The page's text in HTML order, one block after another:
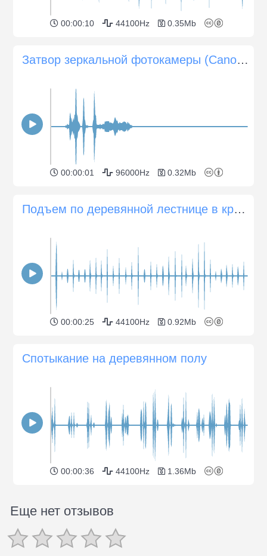
00:00:10 44100Hz 0.35Mb
Затвор зеркальной фотокамеры (Canon EOS 350D)
00:00:01 96000Hz 0.32Mb
Подъем по деревянной лестнице в кроссовках
00:00:25 44100Hz 0.92Mb
Спотыкание на деревянном полу
00:00:36 44100Hz 1.36Mb
Еще нет отзывов